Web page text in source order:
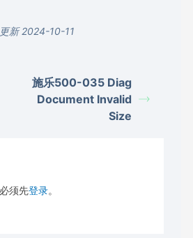
更新 2024-10-11
施乐500-035 Diag
Document Invalid
Size
须先登录。